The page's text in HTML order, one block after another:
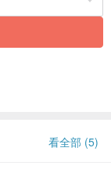
看全部 (5)